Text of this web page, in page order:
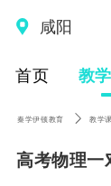
咸阳
首页 教
秦学伊顿教育 教学
高考物理一